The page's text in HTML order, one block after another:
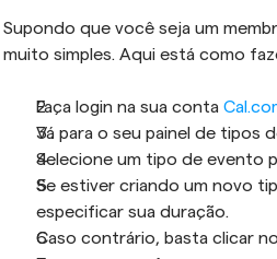
Supondo que você seja um
muito simples. Aqui está como
Faça login na sua conta
Vá para o seu painel de tipos
Selecione um tipo de evento
Se estiver criando um novo
especificar sua duração.
Caso contrário, basta clicar